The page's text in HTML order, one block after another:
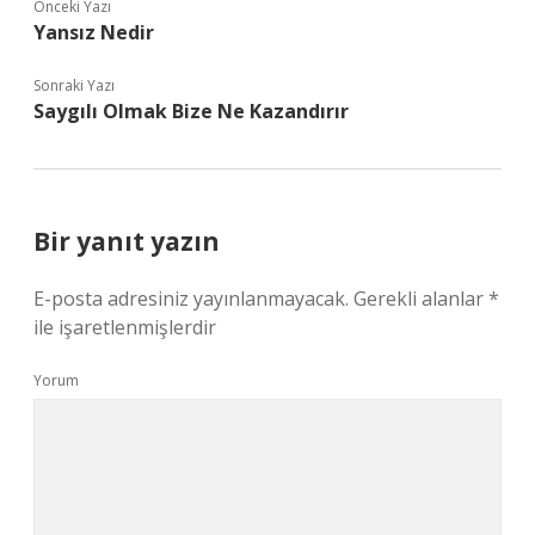
Önceki Yazı
Yansız Nedir
Sonraki Yazı
Saygılı Olmak Bize Ne Kazandırır
Bir yanıt yazın
E-posta adresiniz yayınlanmayacak. Gerekli alanlar*
ile işaretlenmişlerdir
Yorum